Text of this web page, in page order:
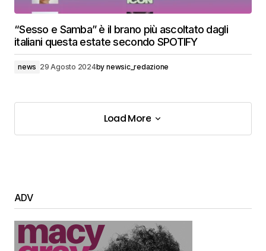
“Sesso e Samba” è il brano più ascoltato dagli
italiani questa estate secondo SPOTIFY
news 29 Agosto 2024by newsic_redazione
Load More
Load More
ADV